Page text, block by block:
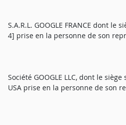
S.A.R.L. GOOGLE FRANCE dont le
4] prise en la personne de son
Société GOOGLE LLC, dont le
USA prise en la personne de son